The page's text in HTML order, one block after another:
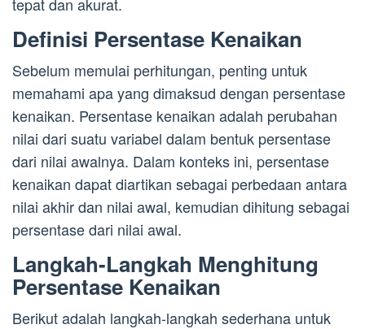
Definisi Persentase Kenaikan
Sebelum memulai perhitungan, penting untuk
memahami apa yang dimaksud dengan persentase
kenaikan. Persentase kenaikan adalah perubahan
nilai dari suatu variabel dalam bentuk persentase
dari nilai awalnya. Dalam konteks ini, persentase
kenaikan dapat diartikan sebagai perbedaan antara
nilai akhir dan nilai awal, kemudian dihitung sebagai
persentase dari nilai awal.
Langkah-Langkah Menghitung
Persentase Kenaikan
Berikut adalah langkah-langkah sederhana untuk